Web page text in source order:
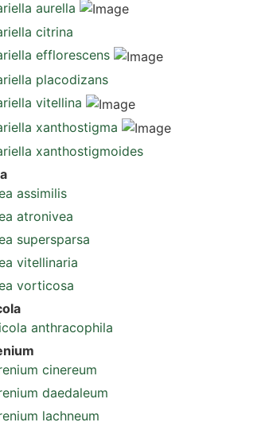
aurella
citrina
efflorescens
placodizans
vitellina
xanthostigma
xanthostigmoides
assimilis
atronivea
supersparsa
vitellinaria
vorticosa
anthracophila
cinereum
daedaleum
lachneum